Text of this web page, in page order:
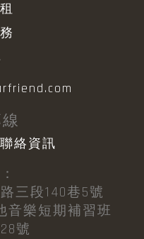
絡資訊
三段140巷5號
音樂短期補習班
號